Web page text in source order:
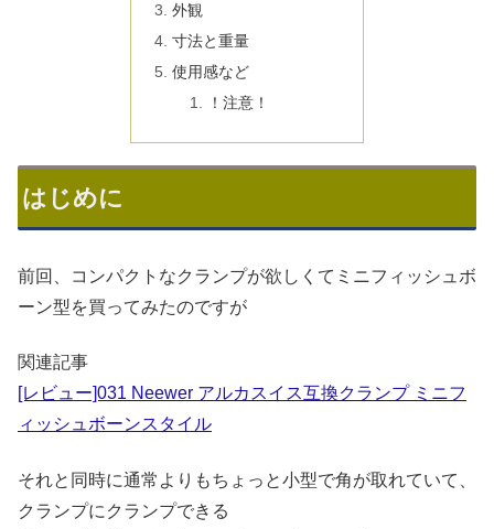
外観
寸法と重量
使用感など
！注意！
はじめに
前回、コンパクトなクランプが欲しくてミニフィッシュボ
ーン型を買ってみたのですが
関連記事
[レビュー]031 Neewer アルカスイス互換クランプ ミニフ
ィッシュボーンスタイル
それと同時に通常よりもちょっと小型で角が取れていて、
クランプにクランプできる